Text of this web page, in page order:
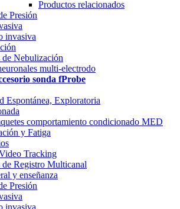
Productos relacionados
Presión
invasiva
de Nebulización
multi-electrodo
sonda fProbe
Espontánea, Exploratoria
comportamiento condicionado MED
y Fatiga
Tracking
de Registro Multicanal
y enseñanza
Presión
invasiva